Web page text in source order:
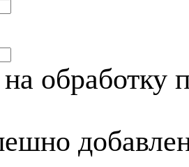
обработку